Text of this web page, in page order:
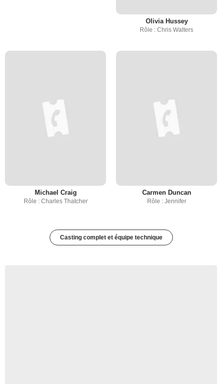
Olivia Hussey
Rôle : Chris Walters
Michael Craig
Rôle : Charles Thatcher
Carmen Duncan
Rôle : Jennifer
Casting complet et équipe technique